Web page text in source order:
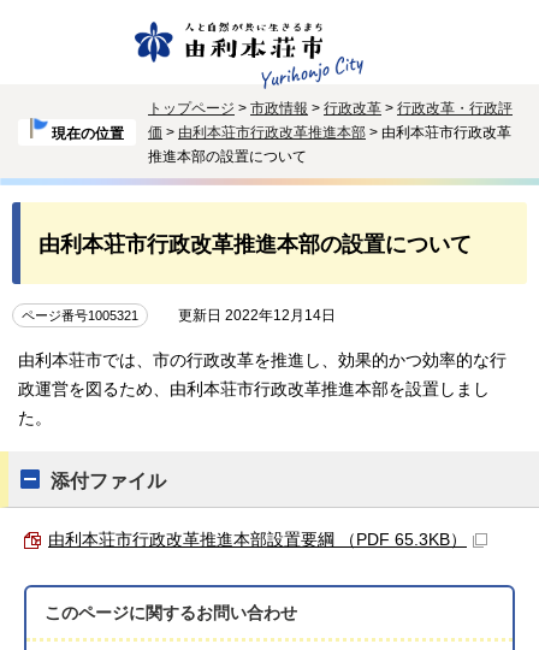
現在の位置
トップページ > 市政情報 > 行政改革 > 行政改革・行政評
価 > 由利本荘市行政改革推進本部 > 由利本荘市行政改革
推進本部の設置について
由利本荘市行政改革推進本部の設置について
ページ番号1005321 更新日 2022年12月14日
由利本荘市では、市の行政改革を推進し、効果的かつ効率的な行
政運営を図るため、由利本荘市行政改革推進本部を設置しまし
た。
添付ファイル
由利本荘市行政改革推進本部設置要綱 （PDF 65.3KB）
このページに関するお問い合わせ